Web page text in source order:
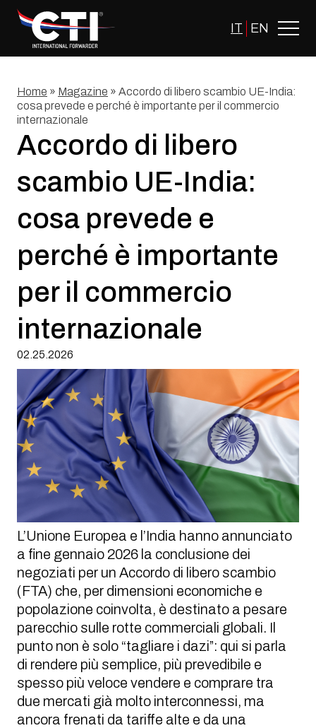
Skip
content
IT EN
Home » Magazine » Accordo di libero scambio UE-India:
cosa prevede e perché è importante per il commercio
internazionale
Accordo di libero
scambio UE-India:
cosa prevede e
perché è importante
per il commercio
internazionale
02.25.2026
L’Unione Europea e l’India hanno annunciato
a fine gennaio 2026 la conclusione dei
negoziati per un Accordo di libero scambio
(FTA) che, per dimensioni economiche e
popolazione coinvolta, è destinato a pesare
parecchio sulle rotte commerciali globali. Il
punto non è solo “tagliare i dazi”: qui si parla
di rendere più semplice, più prevedibile e
spesso più veloce vendere e comprare tra
due mercati già molto interconnessi, ma
ancora frenati da tariffe alte e da una